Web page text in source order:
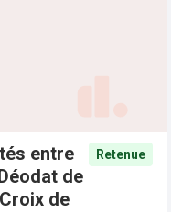
entre
de
de
Retenue